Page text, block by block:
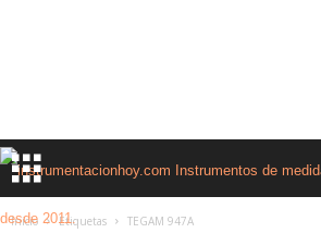
Inicio Etiquetas TEGAM 947A